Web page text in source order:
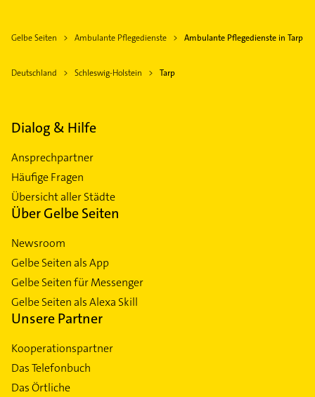
Gelbe Seiten Ambulante Pflegedienste Ambulante Pflegedienste in Tarp
Deutschland Schleswig-Holstein Tarp
Dialog & Hilfe
Ansprechpartner
Häufige Fragen
Übersicht aller Städte
Über Gelbe Seiten
Newsroom
Gelbe Seiten als App
Gelbe Seiten für Messenger
Gelbe Seiten als Alexa Skill
Unsere Partner
Kooperationspartner
Das Telefonbuch
Das Örtliche